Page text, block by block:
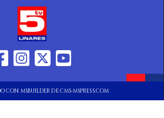
CON MSBUILDER DE CMS-MSPRESS.COM